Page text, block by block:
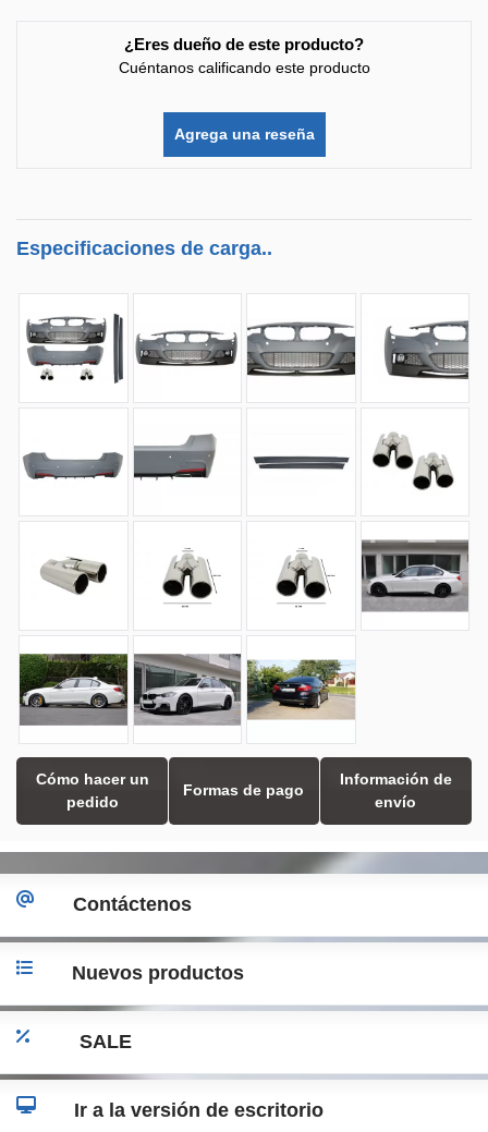
¿Eres dueño de este producto?
Cuéntanos calificando este producto
Agrega una reseña
Especificaciones de carga..
Cómo hacer un
pedido
Formas de pago
Información de
envío
Contáctenos
Nuevos productos
SALE
Ir a la versión de escritorio